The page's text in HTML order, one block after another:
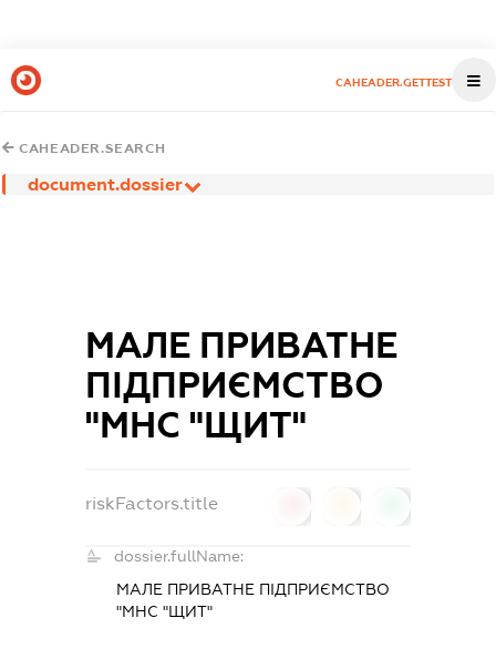
CAHEADER.GETTEST
CAHEADER.SEARCH
document.dossier
МАЛЕ ПРИВАТНЕ
ПІДПРИЄМСТВО
"МНС "ЩИТ"
riskFactors.title
dossier.fullName:
МАЛЕ ПРИВАТНЕ ПІДПРИЄМСТВО
"МНС "ЩИТ"